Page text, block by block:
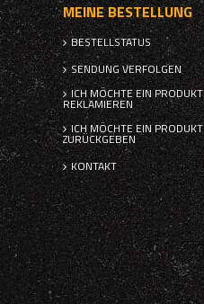
MEINE BESTELLUNG
BESTELLSTATUS
SENDUNG VERFOLGEN
ICH MÖCHTE EIN PRODUKT
REKLAMIEREN
ICH MÖCHTE EIN PRODUKT
ZURÜCKGEBEN
KONTAKT